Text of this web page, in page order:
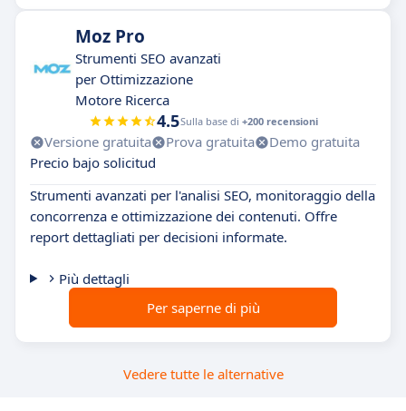
Moz Pro
Strumenti SEO avanzati
per Ottimizzazione
Motore Ricerca
4.5Sulla base di +200 recensioni
Versione gratuita Prova gratuita
Demo gratuita
Precio bajo solicitud
Strumenti avanzati per l'analisi SEO, monitoraggio della
concorrenza e ottimizzazione dei contenuti. Offre
report dettagliati per decisioni informate.
Più dettagli
Per saperne di più
Vedere tutte le alternative